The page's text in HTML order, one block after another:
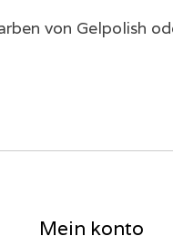
von Gelpolish
Mein konto